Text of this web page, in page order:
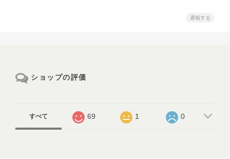
通報する
ショップの評価
すべて 69 1 0